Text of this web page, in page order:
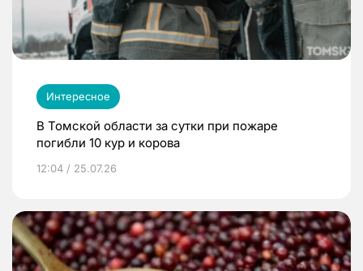
Интересное
В Томской области за сутки при пожаре
погибли 10 кур и корова
12:04 / 25.07.26